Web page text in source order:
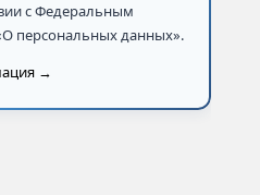
с Федеральным
персональных данных».
→